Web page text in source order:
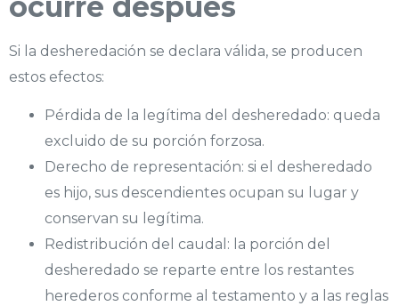
Si la desheredación se declara válida, se producen
estos efectos:
Pérdida de la legítima del desheredado: queda
excluido de su porción forzosa.
Derecho de representación: si el desheredado
es hijo, sus descendientes ocupan su lugar y
conservan su legítima.
Redistribución del caudal: la porción del
desheredado se reparte entre los restantes
herederos conforme al testamento y a las reglas